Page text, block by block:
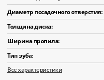
Диаметр посадочного отверстия:
Толщина диска:
Ширина пропила:
Тип зуба:
Все характеристики